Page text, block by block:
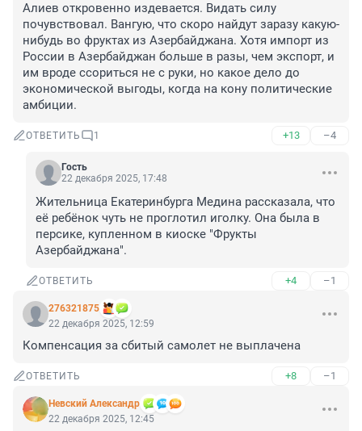
Алиев откровенно издевается. Видать силу
почувствовал. Вангую, что скоро найдут заразу какую-
нибудь во фруктах из Азербайджана. Хотя импорт из
России в Азербайджан больше в разы, чем экспорт, и
им вроде ссориться не с руки, но какое дело до
экономической выгоды, когда на кону политические
амбиции.
ОТВЕТИТЬ 1 +13 –4
Гость
22 декабря 2025, 17:48
Жительница Екатеринбурга Медина рассказала, что
её ребёнок чуть не проглотил иголку. Она была в
персике, купленном в киоске "Фрукты
Азербайджана".
ОТВЕТИТЬ +4 –1
276321875
22 декабря 2025, 12:59
Компенсация за сбитый самолет не выплачена
ОТВЕТИТЬ +8 –1
Невский Александр
22 декабря 2025, 12:45